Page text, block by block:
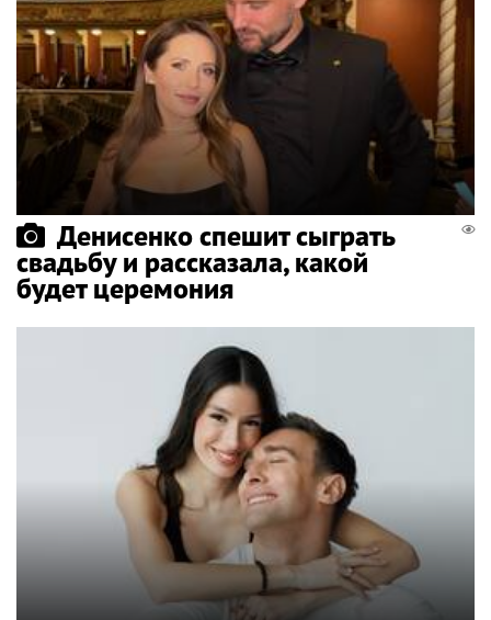
Денисенко спешит сыграть
свадьбу и рассказала, какой
будет церемония